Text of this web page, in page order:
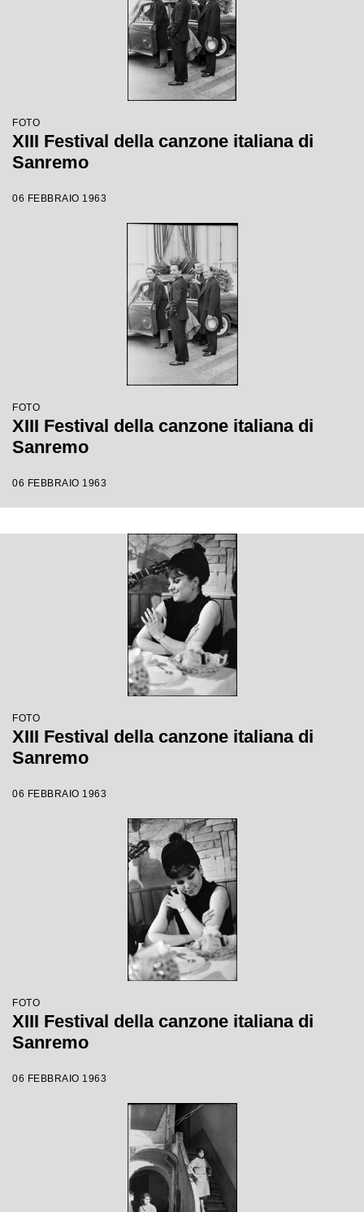
FOTO
XIII Festival della canzone italiana di
Sanremo
06 FEBBRAIO 1963
FOTO
XIII Festival della canzone italiana di
Sanremo
06 FEBBRAIO 1963
FOTO
XIII Festival della canzone italiana di
Sanremo
06 FEBBRAIO 1963
FOTO
XIII Festival della canzone italiana di
Sanremo
06 FEBBRAIO 1963